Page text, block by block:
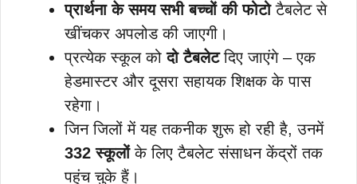
प्रार्थना के समय सभी बच्चों की फोटोटैबलेट से
खींचकर अपलोड की जाएगी।
प्रत्येक स्कूल कोदो टैबलेटदिए जाएंगे – एक
हेडमास्टर और दूसरा सहायक शिक्षक के पास
रहेगा।
जिन जिलों में यह तकनीक शुरू हो रही है, उनमें
332 स्कूलोंके लिए टैबलेट संसाधन केंद्रों तक
पहुंच चुके हैं।